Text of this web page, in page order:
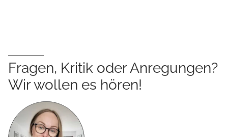
Fragen, Kritik oder Anregungen?
Wir wollen es hören!